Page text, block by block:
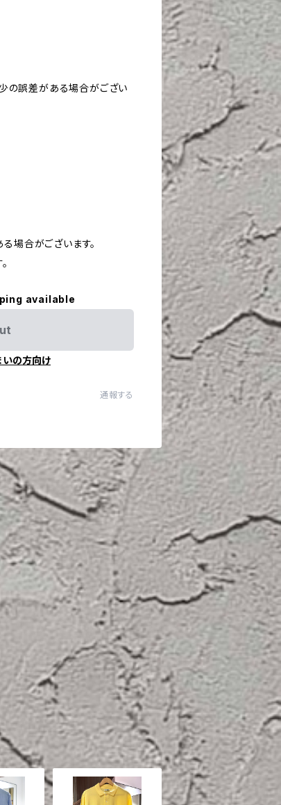
の誤差がある場合がござい
場合がございます。
available
いの方向け
通報する